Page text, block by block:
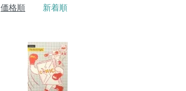
価格順 新着順